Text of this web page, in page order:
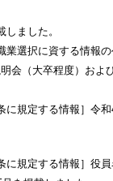
ました。
選択に資する情報の
会（大卒程度）およ
規定する情報］令
規定する情報］役員